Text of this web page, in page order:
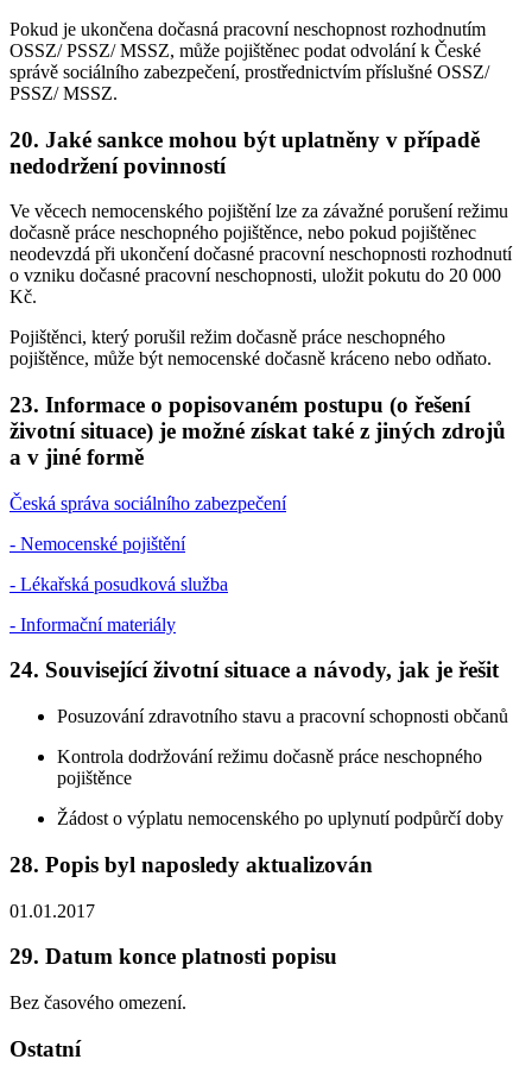
Pokud je ukončena dočasná pracovní neschopnost rozhodnutím
OSSZ/ PSSZ/ MSSZ, může pojištěnec podat odvolání k České
správě sociálního zabezpečení, prostřednictvím příslušné OSSZ/
PSSZ/ MSSZ.
20. Jaké sankce mohou být uplatněny v případě
nedodržení povinností
Ve věcech nemocenského pojištění lze za závažné porušení režimu
dočasně práce neschopného pojištěnce, nebo pokud pojištěnec
neodevzdá při ukončení dočasné pracovní neschopnosti rozhodnutí
o vzniku dočasné pracovní neschopnosti, uložit pokutu do 20 000
Kč.
Pojištěnci, který porušil režim dočasně práce neschopného
pojištěnce, může být nemocenské dočasně kráceno nebo odňato.
23. Informace o popisovaném postupu (o řešení
životní situace) je možné získat také z jiných zdrojů
a v jiné formě
Česká správa sociálního zabezpečení
- Nemocenské pojištění
- Lékařská posudková služba
- Informační materiály
24. Související životní situace a návody, jak je řešit
Posuzování zdravotního stavu a pracovní schopnosti občanů
Kontrola dodržování režimu dočasně práce neschopného
pojištěnce
Žádost o výplatu nemocenského po uplynutí podpůrčí doby
28. Popis byl naposledy aktualizován
01.01.2017
29. Datum konce platnosti popisu
Bez časového omezení.
Ostatní